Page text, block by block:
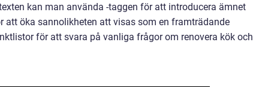
kan man använda -taggen för att introducera ämnet
att öka sannolikheten att visas som en framträdande
för att svara på vanliga frågor om renovera kök och